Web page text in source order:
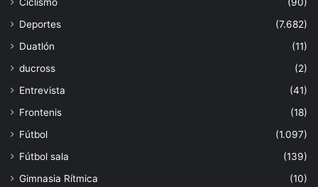
Deportes
(7.682)
Duatlón
(11)
ducross
(2)
Entrevista
(41)
Frontenis
(18)
Fútbol
(1.097)
Fútbol sala
(139)
Gimnasia Rítmica
(10)